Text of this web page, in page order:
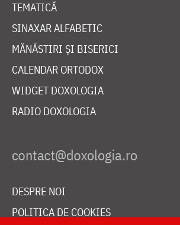
TEMATICĂ
SINAXAR ALFABETIC
MĂNĂSTIRI ȘI BISERICI
CALENDAR ORTODOX
WIDGET DOXOLOGIA
RADIO DOXOLOGIA
DESPRE NOI
POLITICA DE COOKIES